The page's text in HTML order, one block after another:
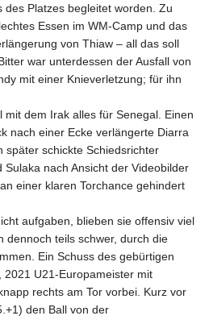
Platzes begleitet worden. Zu
Essen im WM-Camp und das
von Thiaw – all das soll
war unterdessen der Ausfall von
mit einer Knieverletzung; für ihn
mit dem Irak alles für Senegal. Einen
nach einer Ecke verlängerte Diarra
später schickte Schiedsrichter
Sulaka nach Ansicht der Videobilder
einer klaren Torchance gehindert
aufgaben, blieben sie offensiv viel
dennoch teils schwer, durch die
Ein Schuss des gebürtigen
2021 U21-Europameister mit
rechts am Tor vorbei. Kurz vor
den Ball von der